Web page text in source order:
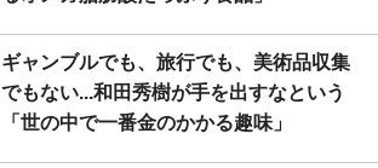
ギャンブルでも、旅行でも、美術品収集
でもない...和田秀樹が手を出すなという
「世の中で一番金のかかる趣味」